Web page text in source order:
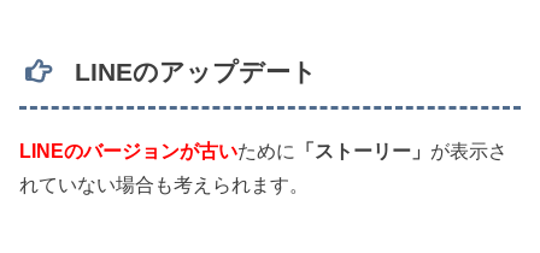
LINEのアップデート
LINEのバージョンが古いために 「ストーリー」 が表示さ
れていない場合も考えられます。